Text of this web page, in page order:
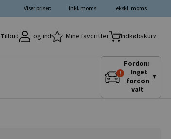
ekskl. moms
inkl. moms
Viser priser:
Tilbud Log ind Mine favoritter Indkøbskurv
Fordon:
Inget
fordon
valt
▼